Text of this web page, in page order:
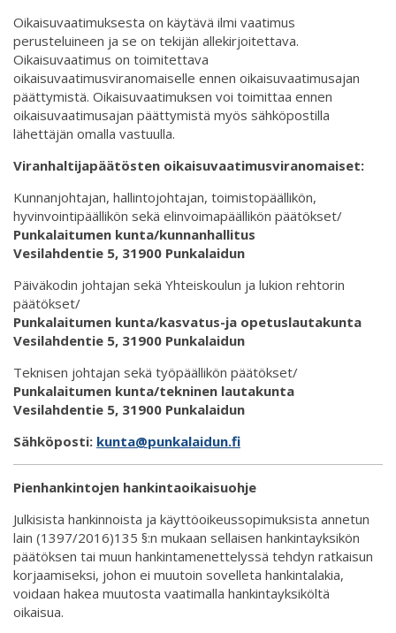
Oikaisuvaatimuksesta on käytävä ilmi vaatimus
perusteluineen ja se on tekijän allekirjoitettava.
Oikaisuvaatimus on toimitettava
oikaisuvaatimusviranomaiselle ennen oikaisuvaatimusajan
päättymistä. Oikaisuvaatimuksen voi toimittaa ennen
oikaisuvaatimusajan päättymistä myös sähköpostilla
lähettäjän omalla vastuulla.
Viranhaltijapäätösten oikaisuvaatimusviranomaiset:
Kunnanjohtajan, hallintojohtajan, toimistopäällikön,
hyvinvointipäällikön sekä elinvoimapäällikön päätökset/
Punkalaitumen kunta/kunnanhallitus
Vesilahdentie 5, 31900 Punkalaidun
Päiväkodin johtajan sekä Yhteiskoulun ja lukion rehtorin
päätökset/
Punkalaitumen kunta/kasvatus-ja opetuslautakunta
Vesilahdentie 5, 31900 Punkalaidun
Teknisen johtajan sekä työpäällikön päätökset/
Punkalaitumen kunta/tekninen lautakunta
Vesilahdentie 5, 31900 Punkalaidun
Sähköposti: kunta@punkalaidun.fi
Pienhankintojen hankintaoikaisuohje
Julkisista hankinnoista ja käyttöoikeussopimuksista annetun
lain (1397/2016)135 §:n mukaan sellaisen hankintayksikön
päätöksen tai muun hankintamenettelyssä tehdyn ratkaisun
korjaamiseksi, johon ei muutoin sovelleta hankintalakia,
voidaan hakea muutosta vaatimalla hankintayksiköltä
oikaisua.